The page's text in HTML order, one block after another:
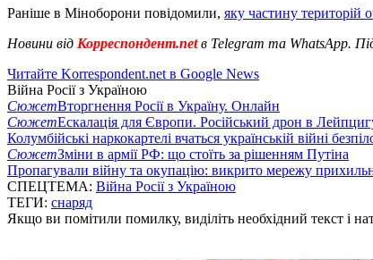
Раніше в Міноборони повідомили, яку частину територій
Новини від Корреспондент.netв Telegram та WhatsApp.
Читайте Korrespondent.net в Google News
Війна Росії з Україною
СюжетВторгнення Росії в Україну. Онлайн
СюжетЕскалація для Європи. Російський дрон в
Колумбійські наркокартелі вчаться українській війні
СюжетЗміни в армії РФ: що стоїть за рішенням Путіна
Пропагували війну та окупацію: викрито мережу
СПЕЦТЕМА: Війна Росії з Україною
ТЕГИ: снаряд
Якщо ви помітили помилку, виділіть необхідний текст і